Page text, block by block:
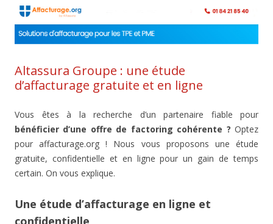
Altassura Groupe : une étude
d’affacturage gratuite et en ligne
Vous êtes à la recherche d’un partenaire fiable pour
bénéficier d’une offre de factoring cohérente ? Optez
pour affacturage.org ! Nous vous proposons une étude
gratuite, confidentielle et en ligne pour un gain de temps
certain. On vous explique.
Une étude d’affacturage en ligne et